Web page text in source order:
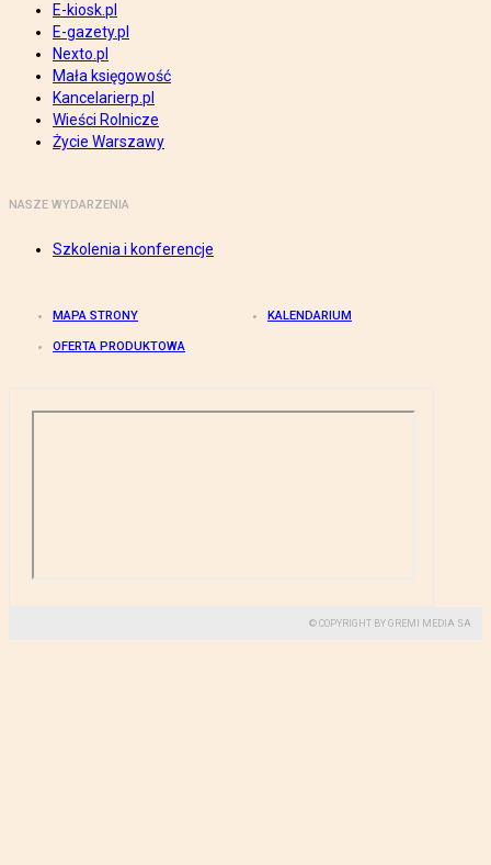
E-kiosk.pl
E-gazety.pl
Nexto.pl
Mała księgowość
Kancelarierp.pl
Wieści Rolnicze
Życie Warszawy
NASZE WYDARZENIA
Szkolenia i konferencje
MAPA STRONY KALENDARIUM
OFERTA PRODUKTOWA
© COPYRIGHT BY GREMI MEDIA SA